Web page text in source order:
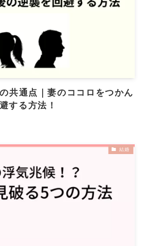
共通点｜妻のココロをつかん
する方法！
結婚